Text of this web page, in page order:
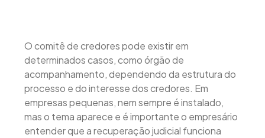
O comitê de credores pode existir em
determinados casos, como órgão de
acompanhamento, dependendo da estrutura do
processo e do interesse dos credores. Em
empresas pequenas, nem sempre é instalado,
mas o tema aparece e é importante o empresário
entender que a recuperação judicial funciona